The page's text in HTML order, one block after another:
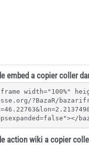
embed a copier coller
width="100%"
?BazaR/
action wiki a copier